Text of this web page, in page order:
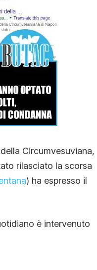
Circumvesuviana,
rilasciato la scorsa
) ha espresso il
è intervenuto